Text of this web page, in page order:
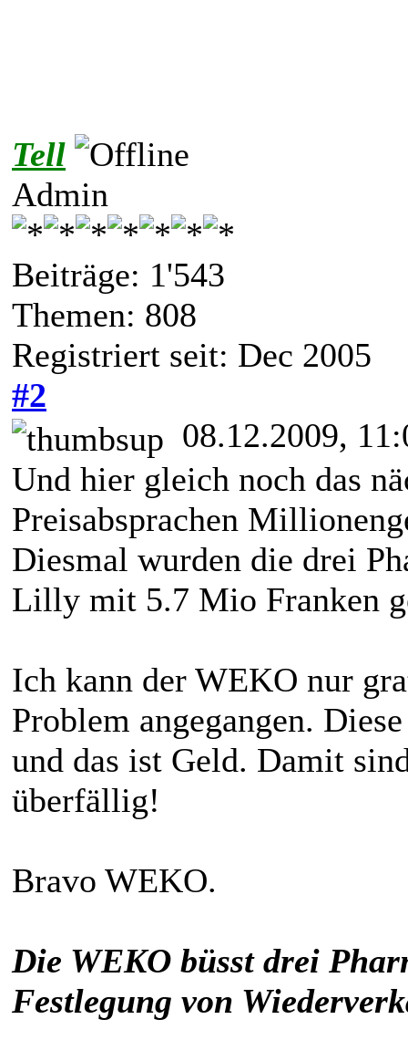
Tell
Admin
Beiträge: 1'543
Themen: 808
Registriert seit: Dec 2005
#2
08.12.2009,
Und hier gleich noch das
Preisabsprachen
Diesmal wurden die drei
Lilly mit 5.7 Mio Franken
Ich kann der WEKO nur
Problem angegangen.
und das ist Geld. Damit
überfällig!
Bravo WEKO.
Die WEKO büsst drei
Festlegung von